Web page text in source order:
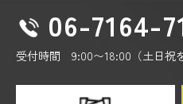
＜個人情報に関するお問い合
当社の個人情報の取扱に関
株式会社ステップソリューシ
06-7164-
受付時間 9:00〜18:00（土日祝